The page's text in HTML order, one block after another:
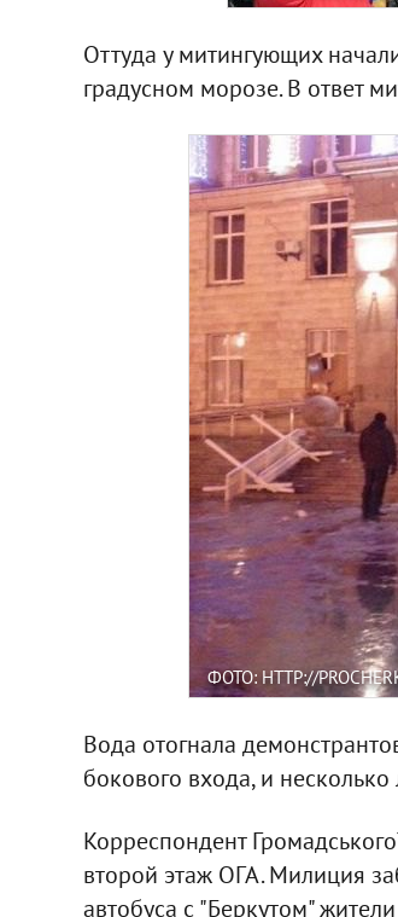
Оттуда у митингующих
градусном морозе. В ответ
ФОТО: HTTP://
Вода отогнала
бокового входа, и
Корреспондент
второй этаж ОГА. Милиция
автобуса с "Беркутом"